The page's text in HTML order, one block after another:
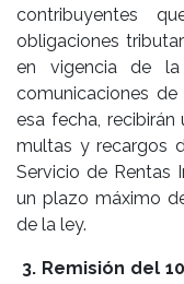
contribuyentes
obligaciones
en vigencia de
comunicaciones
esa fecha, recibirán
multas y recargos
Servicio de Rentas
un plazo máximo
de la ley.
3. Remisión del